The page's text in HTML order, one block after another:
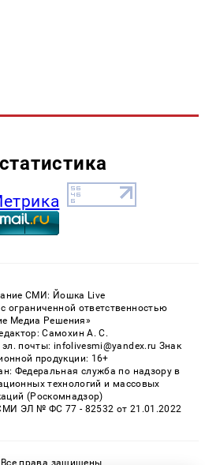
СМИ: Йошка Live
ограниченной ответственностью
Медиа Решения»
Самохин А. С.
почты: infolivesmi@yandex.ru Знак
продукции: 16+
Федеральная служба по надзору в
технологий и массовых
(Роскомнадзор)
ЭЛ № ФС 77 - 82532 от 21.01.2022